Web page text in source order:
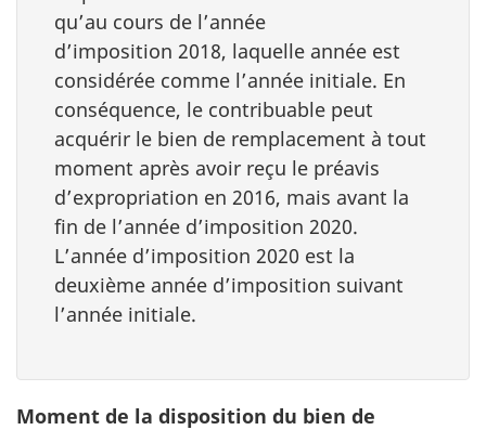
qu’au cours de l’année
d’imposition 2018, laquelle année est
considérée comme l’année initiale. En
conséquence, le contribuable peut
acquérir le bien de remplacement à tout
moment après avoir reçu le préavis
d’expropriation en 2016, mais avant la
fin de l’année d’imposition 2020.
L’année d’imposition 2020 est la
deuxième année d’imposition suivant
l’année initiale.
Moment de la disposition du bien de